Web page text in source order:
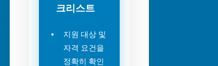
크리스트
지원 대상 및
자격 요건을
정확히 확인